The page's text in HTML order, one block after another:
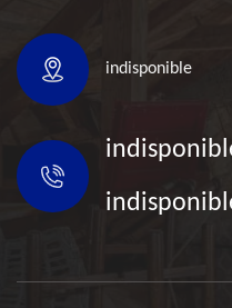
indisponible